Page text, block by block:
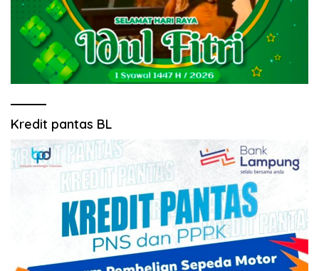
Kredit pantas BL